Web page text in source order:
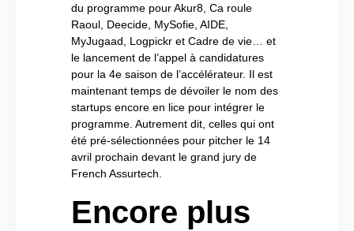
du programme pour Akur8, Ca roule
Raoul, Deecide, MySofie, AIDE,
MyJugaad, Logpickr et Cadre de vie… et
le lancement de l’appel à candidatures
pour la 4e saison de l’accélérateur. Il est
maintenant temps de dévoiler le nom des
startups encore en lice pour intégrer le
programme. Autrement dit, celles qui ont
été pré-sélectionnées pour pitcher le 14
avril prochain devant le grand jury de
French Assurtech.
Encore plus